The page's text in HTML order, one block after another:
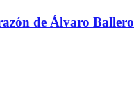
de Álvaro Ballero